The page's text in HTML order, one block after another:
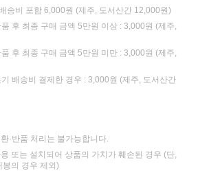
송비 포함 6,000원 (제주, 도서산간 12,000원)
후 최종 구매 금액 5만원 이상 : 3,000원 (제주,
후 최종 구매 금액 5만원 미만 : 3,000원 (제주,
배송비 결제한 경우 : 3,000원 (제주, 도서산간
·반품 처리는 불가능합니다.
또는 설치되어 상품의 가치가 훼손된 경우 (단,
봉의 경우 제외)